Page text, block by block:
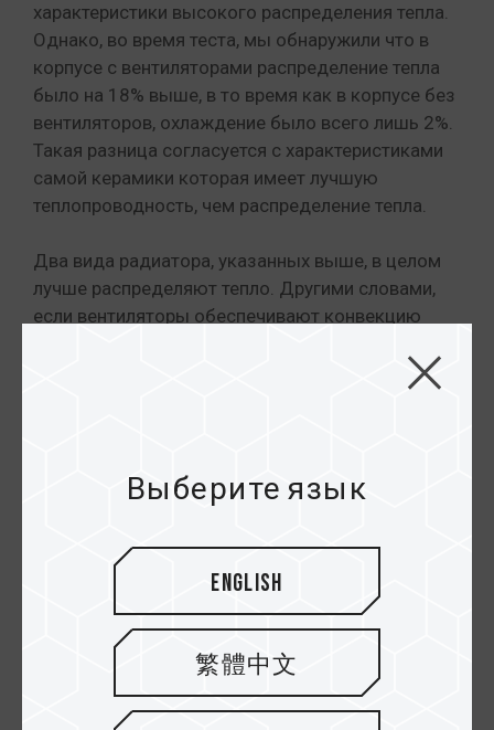
характеристики высокого распределения тепла.
Однако, во время теста, мы обнаружили что в
корпусе с вентиляторами распределение тепла
было на 18% выше, в то время как в корпусе без
вентиляторов, охлаждение было всего лишь 2%.
Такая разница согласуется с характеристиками
самой керамики которая имеет лучшую
теплопроводность, чем распределение тепла.
Два вида радиатора, указанных выше, в целом
лучше распределяют тепло. Другими словами,
если вентиляторы обеспечивают конвекцию
тепла благодаря двум материалам радиатора, то
Выберите язык
English
繁體中文